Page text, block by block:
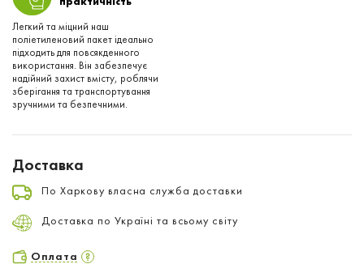
Легкий та міцний наш
поліетиленовий пакет ідеально
підходить для повсякденного
використання. Він забезпечує
надійний захист вмісту, роблячи
зберігання та транспортування
зручними та безпечними.
Доставка
По Харкову власна служба доставки
Доставка по Україні та всьому світу
Оплата